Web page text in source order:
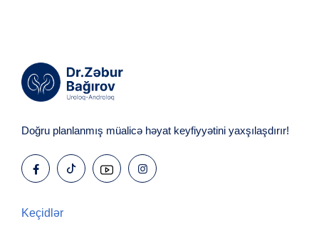
Doğru planlanmış müalicə həyat keyfiyyətini yaxşılaşdırır!
Keçidlər